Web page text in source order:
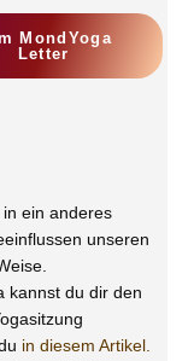
MondYoga
LEtter
ein anderes
unseren
kannst du dir den
in diesem Artikel.